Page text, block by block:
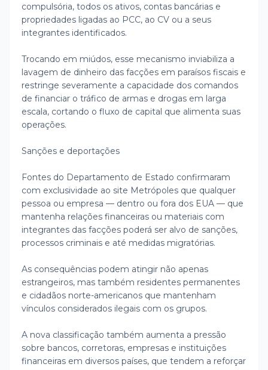
compulsória, todos os ativos, contas bancárias e
propriedades ligadas ao PCC, ao CV ou a seus
integrantes identificados.
Trocando em miúdos, esse mecanismo inviabiliza a
lavagem de dinheiro das facções em paraísos fiscais e
restringe severamente a capacidade dos comandos
de financiar o tráfico de armas e drogas em larga
escala, cortando o fluxo de capital que alimenta suas
operações.
Sanções e deportações
Fontes do Departamento de Estado confirmaram
com exclusividade ao site Metrópoles que qualquer
pessoa ou empresa — dentro ou fora dos EUA — que
mantenha relações financeiras ou materiais com
integrantes das facções poderá ser alvo de sanções,
processos criminais e até medidas migratórias.
As consequências podem atingir não apenas
estrangeiros, mas também residentes permanentes
e cidadãos norte-americanos que mantenham
vínculos considerados ilegais com os grupos.
A nova classificação também aumenta a pressão
sobre bancos, corretoras, empresas e instituições
financeiras em diversos países, que tendem a reforçar